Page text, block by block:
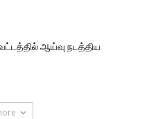
ஆய்வு நடத்திய